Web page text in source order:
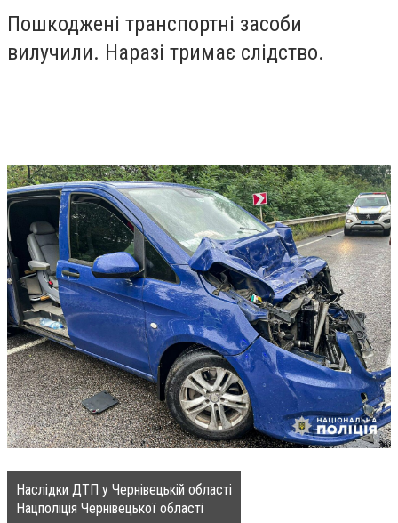
Пошкоджені транспортні засоби
вилучили. Наразі тримає слідство.
Наслідки ДТП у Чернівецькій області
Нацполіція Чернівецької області